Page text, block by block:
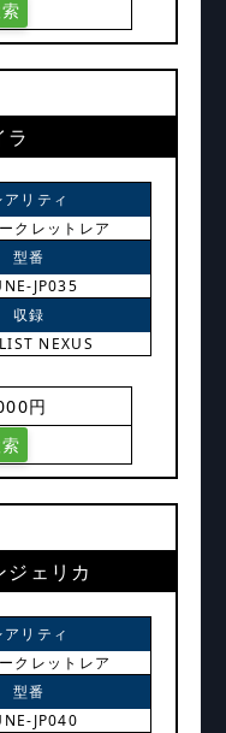
ラ
アリティ
クレットレア
型番
JP035
収録
NEXUS
円
ェリカ
アリティ
クレットレア
型番
JP040